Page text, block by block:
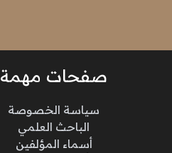
صفحات مهمة
سياسة الخصوصة
الباحث العلمي
أسماء المؤلفين